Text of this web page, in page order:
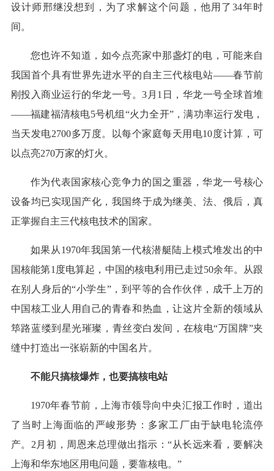
设计师邢继没想到，为了求解这个问题，他用了34年时
间。
您也许不知道，如今点亮家中那盏灯的电，可能来自
我国首个具有世界先进水平的自主三代核电站——春节前
刚投入商业运行的华龙一号。3月1日，华龙一号全球首堆
——福建福清核电5号机组“火力全开”，满功率运行发电，
当天发电2700多万度。以每个家庭每天用电10度计算，可
以点亮270万家的灯火。
作为代表国家核心竞争力的国之重器，华龙一号核心
设备均已实现国产化，我国终于成为继美、法、俄后，真
正掌握自主三代核电技术的国家。
如果从1970年我国第一代核潜艇陆上模式堆发出的中
国核能第1度电算起，中国的核电利用已走过50余年。从跟
在别人身后的“小学生”，到平等的合作伙伴，成千上万的
中国核工业人用自己的青春和热血，让这片全新的领域从
筚路蓝缕到星光璀璨，青丝变白发间，在核电“万国牌”夹
缝中打造出一张崭新的中国名片。
不能只搞核爆炸，也要搞核电站
1970年春节前，上海市领导向中央汇报工作时，道出
了当时上海面临的严峻形势：多家工厂由于缺电轮流停
产。2月初，周恩来总理做出指示：“从长远来看，要解决
上海和华东地区用电问题，要靠核电。”